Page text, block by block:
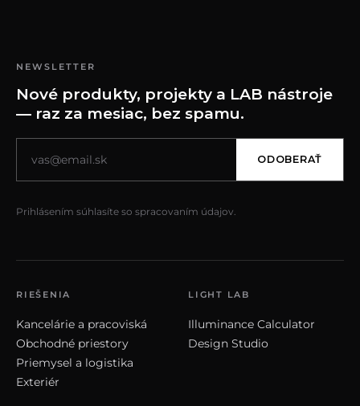
NEWSLETTER
Nové produkty, projekty a LAB nástroje
— raz za mesiac, bez spamu.
ODOBERAŤ
Prihlásením súhlasíte so spracovaním údajov.
RIEŠENIA
Kancelárie a pracoviská
Obchodné priestory
Priemysel a logistika
Exteriér
LIGHT LAB
Illuminance Calculator
Design Studio